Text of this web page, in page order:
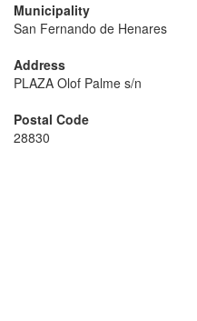
Municipality
San Fernando de Henares
Address
PLAZA Olof Palme s/n
Postal Code
28830